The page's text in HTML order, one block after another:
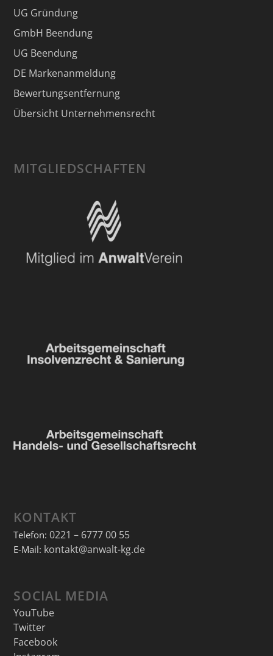
UG Gründung
GmbH Beendung
UG Beendung
DE Markenanmeldung
Bewertungsentfernung
Übersicht Unternehmensrecht
MITGLIEDSCHAFTEN
KONTAKT
Telefon: 0221 – 6777 00 55
E-Mail: kontakt@anwalt-kg.de
SOCIAL MEDIA
YouTube
Twitter
Facebook